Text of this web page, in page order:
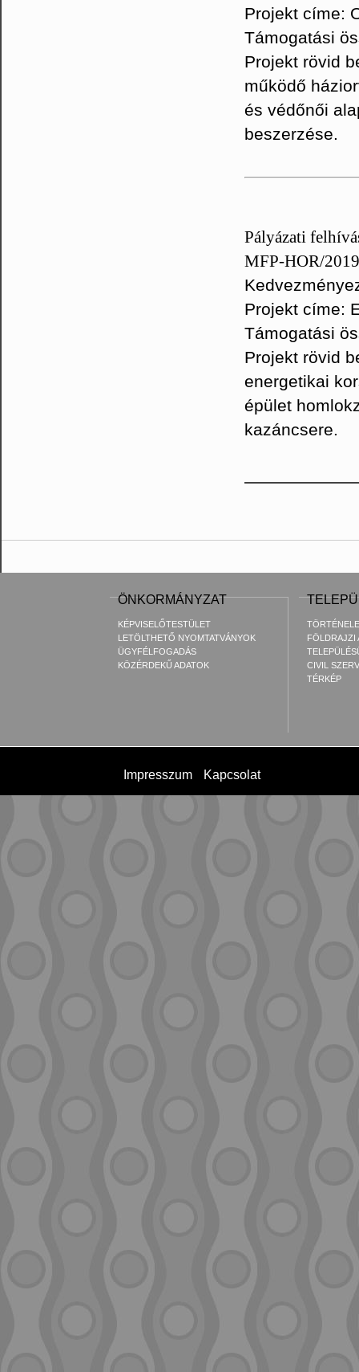
Projekt címe:
Támogatási
Projekt rövid
működő
és védőnői
beszerzése.
Pályázati
MFP-HOR/2019
Projekt címe:
Támogatási
Projekt rövid
energetikai
épület
kazáncsere.
ÖNKORMÁNYZAT
KÉPVISELŐTESTÜLET
LETÖLTHETŐ NYOMTATVÁNYOK
ÜGYFÉLFOGADÁS
KÖZÉRDEKŰ ADATOK
FÖLDRAJZI
CIVIL
TÉRKÉP
Impresszum Kapcsolat